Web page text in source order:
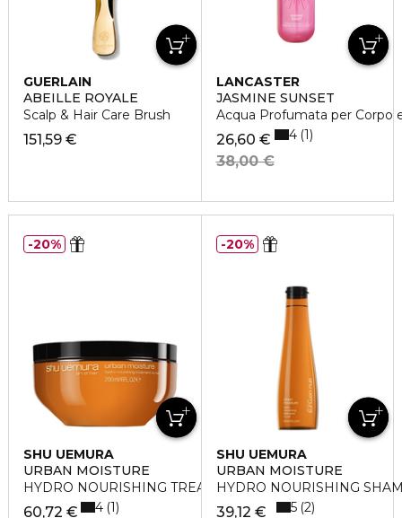
GUERLAIN
ABEILLE ROYALE
Scalp & Hair Care Brush
151,59 €
LANCASTER
JASMINE SUNSET
Acqua Profumata per Corpo
26,60 €
38,00 €
4 1
SHU UEMURA
URBAN MOISTURE
HYDRO NOURISHING TREATMENT
60,72 €
4 1
20%
SHU UEMURA
URBAN MOISTURE
HYDRO NOURISHING
39,12 €
5 2
20%